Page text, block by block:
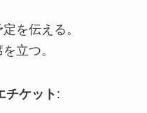
を伝える。
立つ。
チケット :